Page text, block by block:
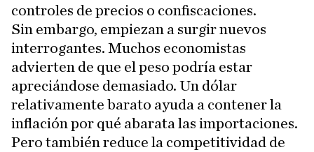
controles de precios o confiscaciones.
Sin embargo, empiezan a surgir nuevos
interrogantes. Muchos economistas
advierten de que el peso podría estar
apreciándose demasiado. Un dólar
relativamente barato ayuda a contener la
inflación por qué abarata las importaciones.
Pero también reduce la competitividad de